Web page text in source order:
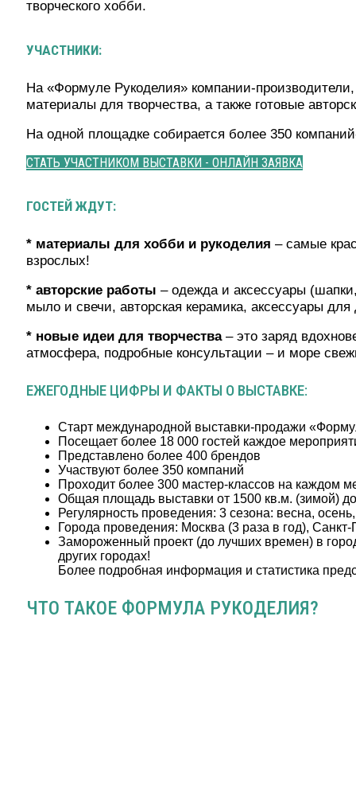
творческого хобби.
УЧАСТНИКИ:
На «Формуле Рукоделия» компании-
материалы для творчества, а также готовые
На одной площадке собирается более 350
СТАТЬ УЧАСТНИКОМ ВЫСТАВКИ - ОНЛАЙН ЗАЯВКА
ГОСТЕЙ ЖДУТ:
* материалы для хобби и рукоделия – самые
взрослых!
* авторские работы – одежда и аксессуары
мыло и свечи, авторская керамика, аксессуары
* новые идеи для творчества– это заряд
атмосфера, подробные консультации – и море
ЕЖЕГОДНЫЕ ЦИФРЫ И ФАКТЫ О ВЫСТАВКЕ:
Старт международной выставки-продажи
Посещает более 18 000 гостей каждое
Представлено более 400 брендов
Участвуют более 350 компаний
Проходит более 300 мастер-классов на каждом
Общая площадь выставки от 1500 кв.м. (зимой)
Регулярность проведения: 3 сезона: весна,
Города проведения: Москва (3 раза в год), Санкт-
Замороженный проект (до лучших времен) в
других городах!
Более подробная информация и статистика
ЧТО ТАКОЕ ФОРМУЛА РУКОДЕЛИЯ?